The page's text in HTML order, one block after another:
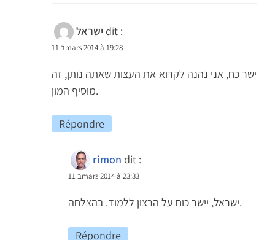
ישראל dit :
11 בmars 2014 à 19:28
ישר כח, אני נהנה לקרוא את העצות שאתה נותן, זה
מוסיף המון.
Répondre
rimon dit :
11 בmars 2014 à 23:33
ישראל, יישר כוח על הרצון ללמוד. בהצלחה.
Répondre